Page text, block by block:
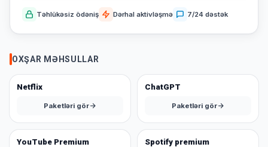
Bildiriş
Hamısına
Səbətiniz
boşdur
məhsulları
əlavə
edin.
Təhlükəsiz ödəniş Dərhal aktivləşmə 7/24 dəstək
OXŞAR MƏHSULLAR
Netflix
Paketləri gör
ChatGPT
Paketləri gör
YouTube Premium Spotify premium